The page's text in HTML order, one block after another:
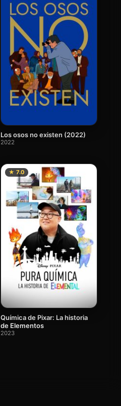
Los osos no existen (2022)
2022
★ 7.0
Química de Pixar: La historia
de Elementos
2023